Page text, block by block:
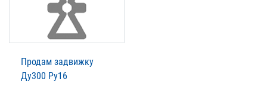
Продам задвижку
Ду300 Ру16